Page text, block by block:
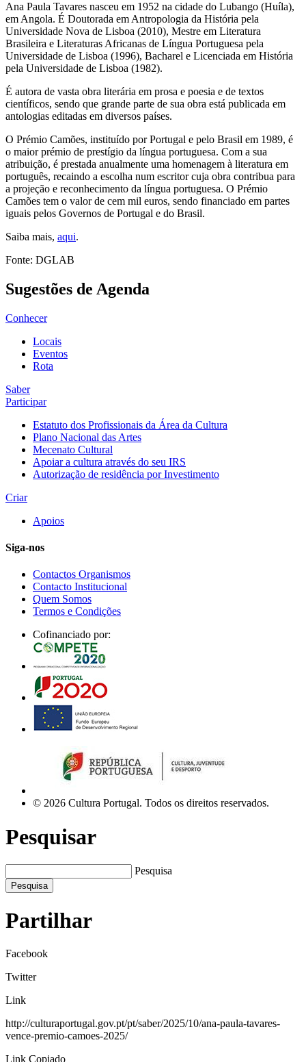
Ana Paula Tavares nasceu em 1952 na cidade do Lubango (Huíla),
em Angola. É Doutorada em Antropologia da História pela
Universidade Nova de Lisboa (2010), Mestre em Literatura
Brasileira e Literaturas Africanas de Língua Portuguesa pela
Universidade de Lisboa (1996), Bacharel e Licenciada em História
pela Universidade de Lisboa (1982).
É autora de vasta obra literária em prosa e poesia e de textos
científicos, sendo que grande parte de sua obra está publicada em
antologias editadas em diversos países.
O Prémio Camões, instituído por Portugal e pelo Brasil em 1989, é
o maior prémio de prestígio da língua portuguesa. Com a sua
atribuição, é prestada anualmente uma homenagem à literatura em
português, recaindo a escolha num escritor cuja obra contribua para
a projeção e reconhecimento da língua portuguesa. O Prémio
Camões tem o valor de cem mil euros, sendo financiado em partes
iguais pelos Governos de Portugal e do Brasil.
Saiba mais, aqui.
Fonte: DGLAB
Sugestões de Agenda
Conhecer
Locais
Eventos
Rota
Saber
Participar
Estatuto dos Profissionais da Área da Cultura
Plano Nacional das Artes
Mecenato Cultural
Apoiar a cultura através do seu IRS
Autorização de residência por Investimento
Criar
Apoios
Siga-nos
Contactos Organismos
Contacto Institucional
Quem Somos
Termos e Condições
Cofinanciado por:
© 2026 Cultura Portugal. Todos os direitos reservados.
Pesquisar
Pesquisa
Pesquisa
Partilhar
Facebook
Twitter
Link
http://culturaportugal.gov.pt/pt/saber/2025/10/ana-paula-tavares-
vence-premio-camoes-2025/
Link Copiado